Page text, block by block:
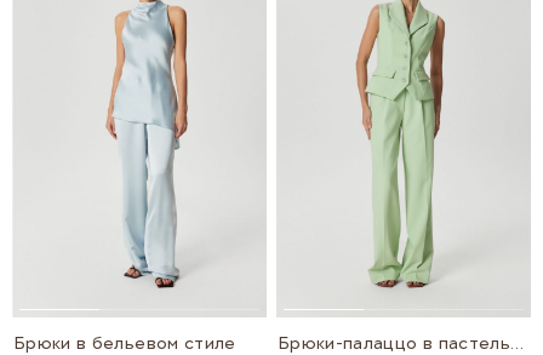
Брюки в бельевом стиле
Брюки-палаццо в пастельных цветах